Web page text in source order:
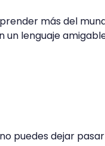
más del
un lenguaje
puedes dejar